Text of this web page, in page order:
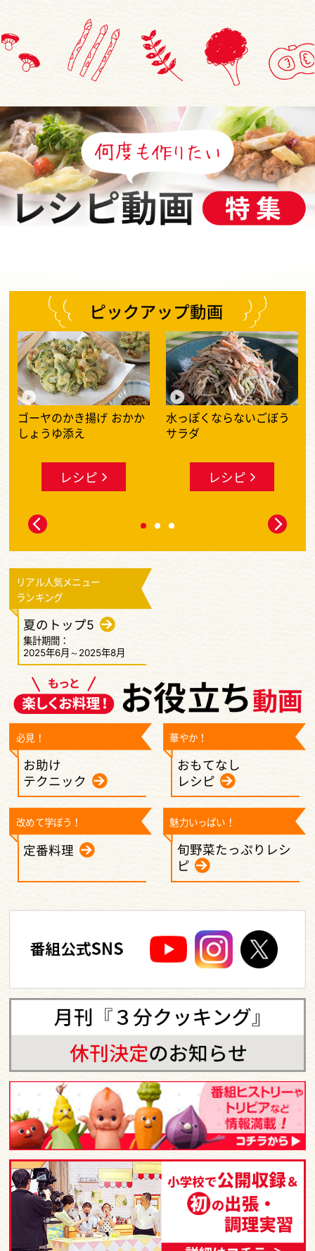
何度も作りたいレシピ動画大特集
ゴーヤのかき揚げ おかか
しょうゆ添え
レシピ
水っぽくならないごぼう
サラダ
レシピ
リアル人気メニュー
ランキング
夏のトップ5
集計期間：
2025年6月～2025年8月
必見！
お助け
テクニック
華やか！
おもてなし
レシピ
改めて学ぼう！
定番料理
魅力いっぱい！
旬野菜たっぷりレシ
ピ